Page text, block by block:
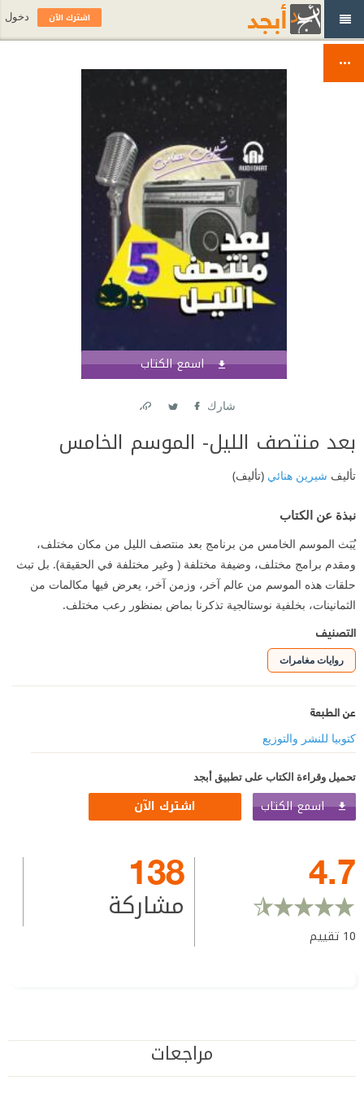
اسمع الكتاب
شارك
بعد منتصف الليل- الموسم الخامس
تأليف شيرين هنائي (تأليف)
نبذة عن الكتاب
يُبَث الموسم الخامس من برنامج بعد منتصف الليل من مكان مختلف،
ومقدم برامج مختلف، وضيفة مختلفة ( وغير مختلفة في الحقيقة). بل تبث
حلقات هذه الموسم من عالم آخر، وزمن آخر، يعرض فيها مكالمات من
الثمانينات، بخلفية نوستالجية تذكرنا بماض بمنظور رعب مختلف.
التصنيف
روايات مغامرات
عن الطبعة
كتوبيا للنشر والتوزيع
تحميل وقراءة الكتاب على تطبيق أبجد
اسمع الكتاب اشترك الآن
4.7
10 تقييم
138
مشاركة
مراجعات
اشترك الآن دخول